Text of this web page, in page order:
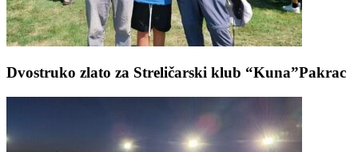
Dvostruko zlato za Streličarski klub “Kuna”Pakrac